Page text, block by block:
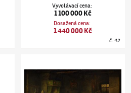
Vyvolávací cena:
1 100 000 Kč
Dosažená cena:
1 440 000 Kč
č.42